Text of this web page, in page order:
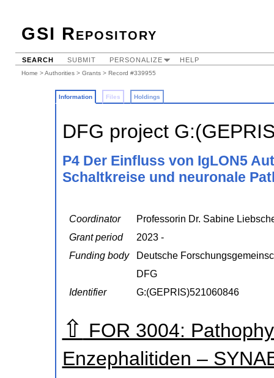
GSI Repository
SEARCH SUBMIT PERSONALIZE HELP
Home >Authorities > Grants > Record #339955
Information Files Holdings
DFG project
P4 Der Einfluss von IgLON5
Schaltkreise und neuronale
Coordinator
Professorin Dr. Sabine
Grant period
2023 -
Funding body
Deutsche
DFG
Identifier
G:(GEPRIS)521060846
⇧ FOR 3004:
Enzephalitiden –